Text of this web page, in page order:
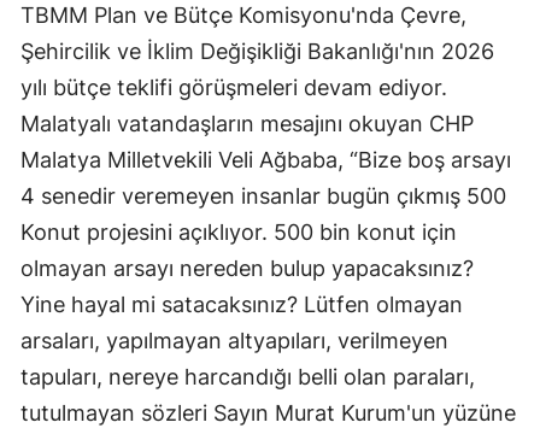
TBMM Plan ve Bütçe Komisyonu'nda Çevre,
Şehircilik ve İklim Değişikliği Bakanlığı'nın 2026
yılı bütçe teklifi görüşmeleri devam ediyor.
Malatyalı vatandaşların mesajını okuyan CHP
Malatya Milletvekili Veli Ağbaba, “Bize boş arsayı
4 senedir veremeyen insanlar bugün çıkmış 500
Konut projesini açıklıyor. 500 bin konut için
olmayan arsayı nereden bulup yapacaksınız?
Yine hayal mi satacaksınız? Lütfen olmayan
arsaları, yapılmayan altyapıları, verilmeyen
tapuları, nereye harcandığı belli olan paraları,
tutulmayan sözleri Sayın Murat Kurum'un yüzüne